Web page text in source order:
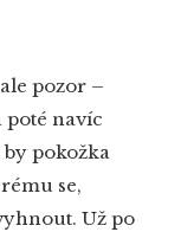
pozor –
poté navíc
pokožka
se,
Už po